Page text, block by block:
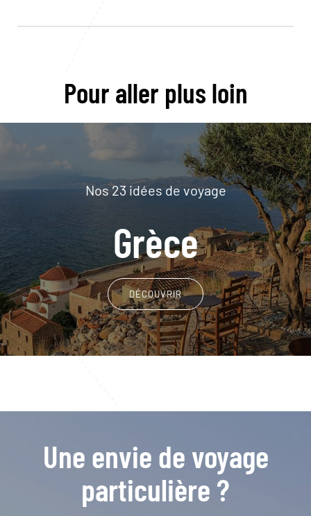
Pour aller plus loin
Nos 23 idées de voyage
Grèce
DÉCOUVRIR
Une envie de voyage
particulière ?